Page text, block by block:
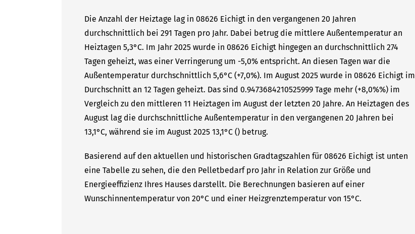
Die Anzahl der Heiztage lag in 08626 Eichigt in den vergangenen 20 Jahren
durchschnittlich bei 291 Tagen pro Jahr. Dabei betrug die mittlere Außentemperatur an
Heiztagen 5,3°C. Im Jahr 2025 wurde in 08626 Eichigt hingegen an durchschnittlich 274
Tagen geheizt, was einer Verringerung um -5,0% entspricht. An diesen Tagen war die
Außentemperatur durchschnittlich 5,6°C (+7,0%). Im August 2025 wurde in 08626 Eichigt im
Durchschnitt an 12 Tagen geheizt. Das sind 0.9473684210525999 Tage mehr (+8,0%%) im
Vergleich zu den mittleren 11 Heiztagen im August der letzten 20 Jahre. An Heiztagen des
August lag die durchschnittliche Außentemperatur in den vergangenen 20 Jahren bei
13,1°C, während sie im August 2025 13,1°C () betrug.
Basierend auf den aktuellen und historischen Gradtagszahlen für 08626 Eichigt ist unten
eine Tabelle zu sehen, die den Pelletbedarf pro Jahr in Relation zur Größe und
Energieeffizienz Ihres Hauses darstellt. Die Berechnungen basieren auf einer
Wunschinnentemperatur von 20°C und einer Heizgrenztemperatur von 15°C.